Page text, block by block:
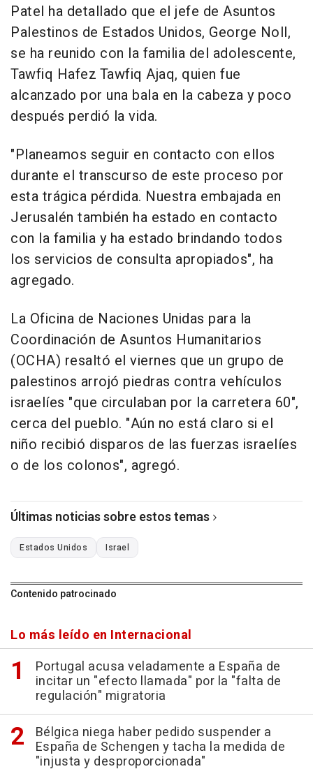
Patel ha detallado que el jefe de Asuntos
Palestinos de Estados Unidos, George Noll,
se ha reunido con la familia del adolescente,
Tawfiq Hafez Tawfiq Ajaq, quien fue
alcanzado por una bala en la cabeza y poco
después perdió la vida.
"Planeamos seguir en contacto con ellos
durante el transcurso de este proceso por
esta trágica pérdida. Nuestra embajada en
Jerusalén también ha estado en contacto
con la familia y ha estado brindando todos
los servicios de consulta apropiados", ha
agregado.
La Oficina de Naciones Unidas para la
Coordinación de Asuntos Humanitarios
(OCHA) resaltó el viernes que un grupo de
palestinos arrojó piedras contra vehículos
israelíes "que circulaban por la carretera 60",
cerca del pueblo. "Aún no está claro si el
niño recibió disparos de las fuerzas israelíes
o de los colonos", agregó.
Últimas noticias sobre estos temas
Estados Unidos Israel
Contenido patrocinado
Lo más leído en Internacional
Portugal acusa veladamente a España de
incitar un "efecto llamada" por la "falta de
regulación" migratoria
Bélgica niega haber pedido suspender a
España de Schengen y tacha la medida de
"injusta y desproporcionada"